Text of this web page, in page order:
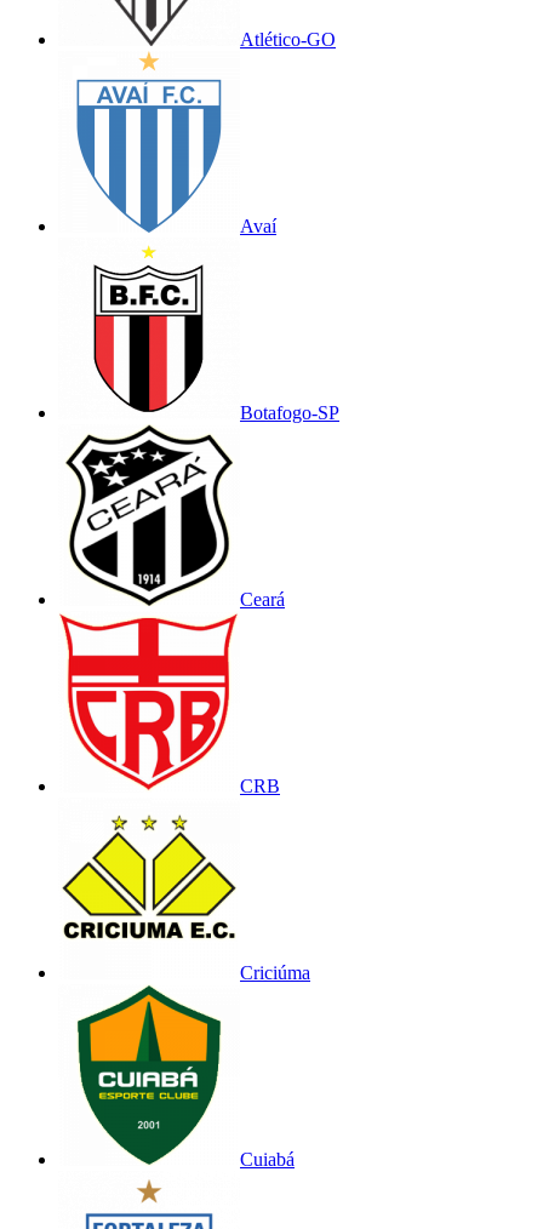
Atlético-GO
Avaí
Botafogo-SP
Ceará
CRB
Criciúma
Cuiabá